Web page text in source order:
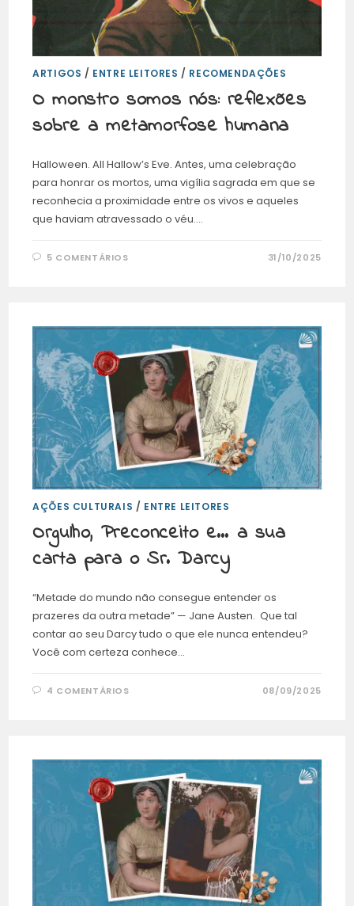
ARTIGOS / ENTRE LEITORES / RECOMENDAÇÕES
O monstro somos nós: reflexões
sobre a metamorfose humana
Halloween. All Hallow’s Eve. Antes, uma celebração
para honrar os mortos, uma vigília sagrada em que se
reconhecia a proximidade entre os vivos e aqueles
que haviam atravessado o véu.…
5 COMENTÁRIOS 31/10/2025
AÇÕES CULTURAIS / ENTRE LEITORES
Orgulho, Preconceito e… a sua
carta para o Sr. Darcy
“Metade do mundo não consegue entender os
prazeres da outra metade” — Jane Austen. Que tal
contar ao seu Darcy tudo o que ele nunca entendeu?
Você com certeza conhece…
4 COMENTÁRIOS 08/09/2025